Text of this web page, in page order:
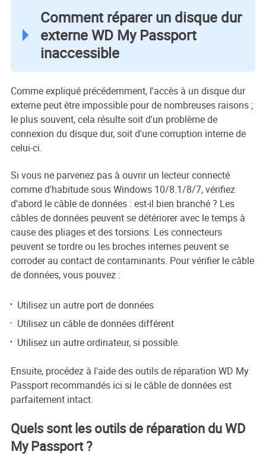
Comment réparer un disque dur
externe WD My Passport
inaccessible
Comme expliqué précédemment, l'accès à un disque dur
externe peut être impossible pour de nombreuses raisons ;
le plus souvent, cela résulte soit d'un problème de
connexion du disque dur, soit d'une corruption interne de
celui-ci.
Si vous ne parvenez pas à ouvrir un lecteur connecté
comme d'habitude sous Windows 10/8.1/8/7, vérifiez
d'abord le câble de données : est-il bien branché ? Les
câbles de données peuvent se détériorer avec le temps à
cause des pliages et des torsions. Les connecteurs
peuvent se tordre ou les broches internes peuvent se
corroder au contact de contaminants. Pour vérifier le câble
de données, vous pouvez :
Utilisez un autre port de données
Utilisez un câble de données différent
Utilisez un autre ordinateur, si possible.
Ensuite, procédez à l'aide des outils de réparation WD My
Passport recommandés ici si le câble de données est
parfaitement intact.
Quels sont les outils de réparation du WD
My Passport ?